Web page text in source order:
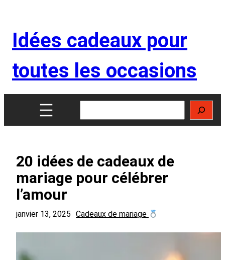
contenu
Idées cadeaux pour
toutes les occasions
20 idées de cadeaux de
mariage pour célébrer
l’amour
janvier 13, 2025 Cadeaux de mariage